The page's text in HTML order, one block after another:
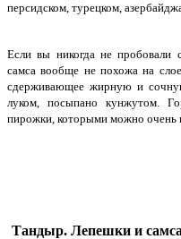
персидском, турецком,
Если вы никогда не пробовали
самса вообще не похожа на
сдерживающее жирную и
луком, посыпано кунжутом.
пирожки, которыми можно очень
Тандыр. Лепешки и